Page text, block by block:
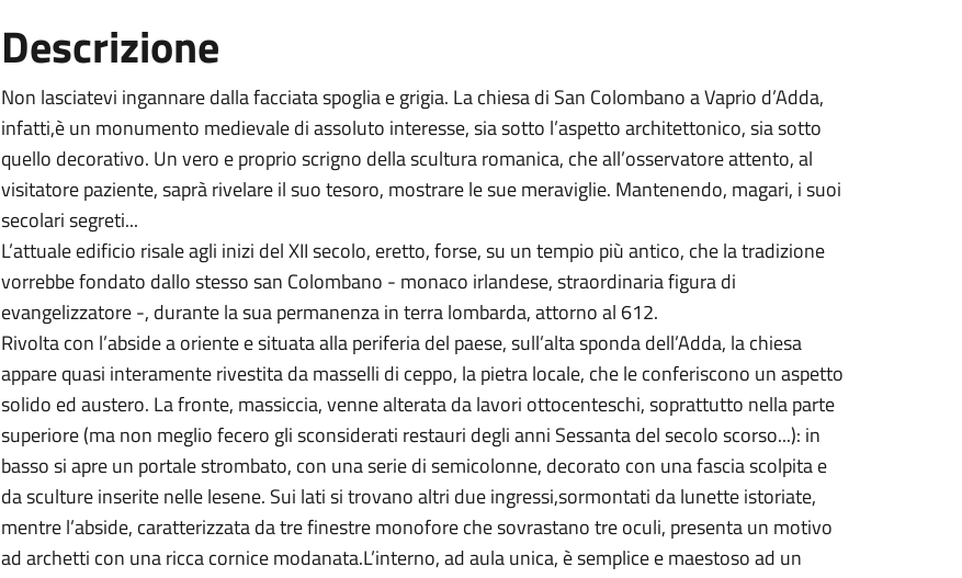
Descrizione
Non lasciatevi ingannare dalla facciata spoglia e grigia. La chiesa di San Colombano a Vaprio d’Adda,
infatti,è un monumento medievale di assoluto interesse, sia sotto l’aspetto architettonico, sia sotto
quello decorativo. Un vero e proprio scrigno della scultura romanica, che all’osservatore attento, al
visitatore paziente, saprà rivelare il suo tesoro, mostrare le sue meraviglie. Mantenendo, magari, i suoi
secolari segreti...
L’attuale edificio risale agli inizi del XII secolo, eretto, forse, su un tempio più antico, che la tradizione
vorrebbe fondato dallo stesso san Colombano - monaco irlandese, straordinaria figura di
evangelizzatore -, durante la sua permanenza in terra lombarda, attorno al 612.
Rivolta con l’abside a oriente e situata alla periferia del paese, sull’alta sponda dell’Adda, la chiesa
appare quasi interamente rivestita da masselli di ceppo, la pietra locale, che le conferiscono un aspetto
solido ed austero. La fronte, massiccia, venne alterata da lavori ottocenteschi, soprattutto nella parte
superiore (ma non meglio fecero gli sconsiderati restauri degli anni Sessanta del secolo scorso...): in
basso si apre un portale strombato, con una serie di semicolonne, decorato con una fascia scolpita e
da sculture inserite nelle lesene. Sui lati si trovano altri due ingressi,sormontati da lunette istoriate,
mentre l’abside, caratterizzata da tre finestre monofore che sovrastano tre oculi, presenta un motivo
ad archetti con una ricca cornice modanata.L’interno, ad aula unica, è semplice e maestoso ad un